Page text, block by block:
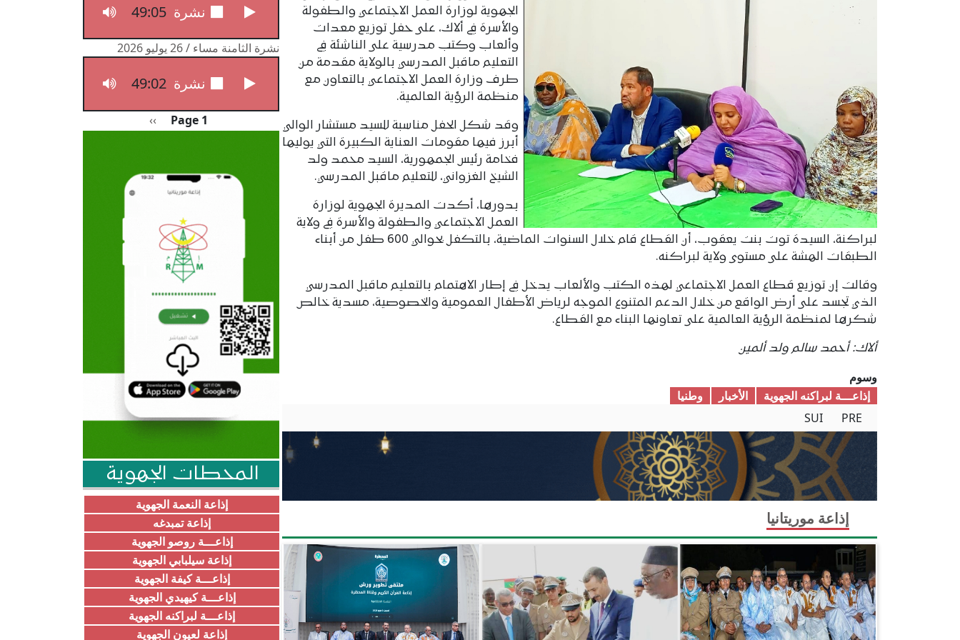
الجهوية لوزارة العمل الاجتماعي والطفولة
والأسرة في ألاك، على حفل توزيع معدات
وألعاب وكتب مدرسية على الناشئة في
التعليم ماقبل المدرسي بالولاية مقدمة من
طرف وزارة العمل الاجتماعي بالتعاون مع
منظمة الرؤية العالمية.
وقد شكل الحفل مناسبة للسيد مستشار الوالي
أبرز فيها مقومات العناية الكبيرة التي يوليها
فخامة رئيس الجمهورية، السيد محمد ولد
الشيخ الغزواني، للتعليم ماقبل المدرسي.
بدورها، أكدت المديرة الجهوية لوزارة
العمل الاجتماعي والطفولة والأسرة في ولاية
لبراكنة، السيدة توت بنت يعقوب، أن القطاع قام خلال السنوات الماضية، بالتكفل بحوالي 600 طفل من أبناء
الطبقات الهشة على مستوى ولاية لبراكنه.
وقالت إن توزيع قطاع العمل الاجتماعي لهذه الكتب والألعاب يدخل في إطار الاهتمام بالتعليم ماقبل المدرسي
الذي تجسد على أرض الواقع من خلال الدعم المتنوع الموجه لرياض الأطفال العمومية والخصوصية، مسدية خالص
شكرها لمنظمة الرؤية العالمية على تعاونها البناء مع القطاع.
ألاك: أحمد سالم ولد ألمين
وسوم
إذاعـــة لبراكنه الجهوية
الأخبار
وطنیا
PRE
SUI
إذاعة موريتانيا
نشرة الثامنة مساء / 27 يوليو 2026
49:05
نشرة الثامنة مساء / 26 يوليو 2026
نشرة الثامنة مساء / 26 يوليو 2026
49:02
Pagination
Page 1 الصفحة التالية
››
المحطات الجهوية
إذاعة النعمة الجهوية
إذاعة تمبدغه
إذاعـــة روصو الجهوية
إذاعة سيلبابي الجهوية
إذاعـــة كيفة الجهوية
إذاعـــة كيهيدي الجهوية
إذاعـــة لبراكنه الجهوية
إذاعة لعيون الجهوية